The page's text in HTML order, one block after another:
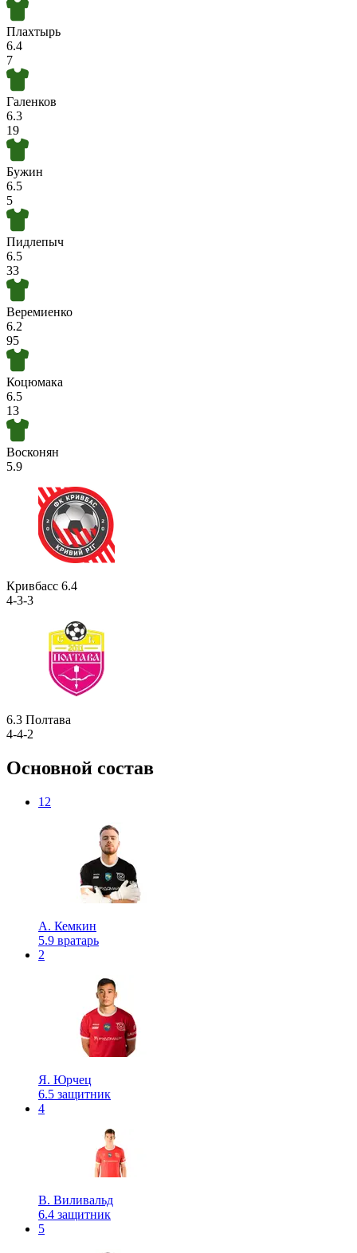
Плахтырь
6.4
7
Галенков
6.3
19
Бужин
6.5
5
Пидлепыч
6.5
33
Веремиенко
6.2
95
Коцюмака
6.5
13
Восконян
5.9
Кривбасс 6.4
4-3-3
6.3 Полтава
4-4-2
Основной состав
12
А. Кемкин
5.9 вратарь
2
Я. Юрчец
6.5 защитник
4
В. Виливальд
6.4 защитник
5